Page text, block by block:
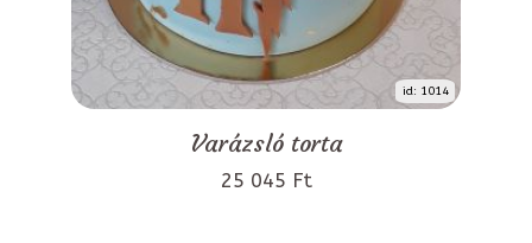
id: 1014
Varázsló torta
25 045 Ft